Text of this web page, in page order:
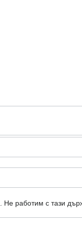
Не работим с тази